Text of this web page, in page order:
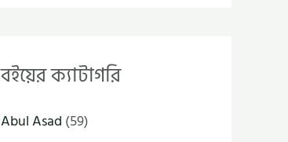
বইয়ের ক্যাটাগরি
Abul Asad (59)